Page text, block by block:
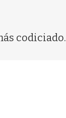
codiciado.